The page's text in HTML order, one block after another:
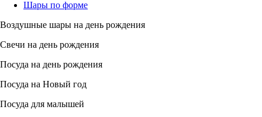
Шары по форме
Воздушные шары на день рождения
Свечи на день рождения
Посуда на день рождения
Посуда на Новый год
Посуда для малышей